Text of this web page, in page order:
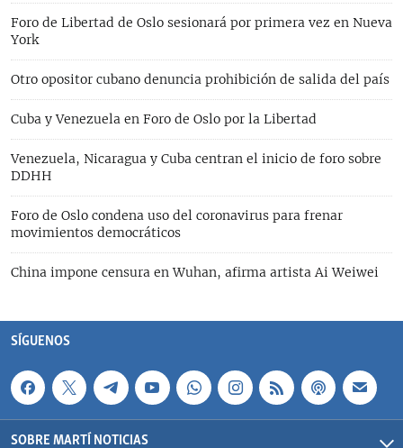
Foro de Libertad de Oslo sesionará por primera vez en Nueva
York
Otro opositor cubano denuncia prohibición de salida del país
Cuba y Venezuela en Foro de Oslo por la Libertad
Venezuela, Nicaragua y Cuba centran el inicio de foro sobre
DDHH
Foro de Oslo condena uso del coronavirus para frenar
movimientos democráticos
China impone censura en Wuhan, afirma artista Ai Weiwei
SÍGUENOS
SOBRE MARTÍ NOTICIAS